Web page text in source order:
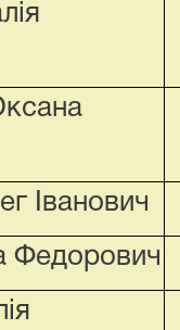
Іванович
Федорович